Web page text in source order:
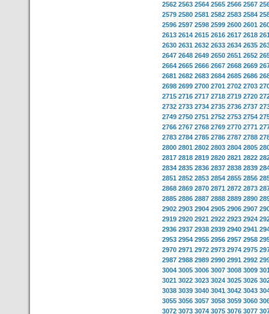
2562 2563 2564 2565 2566 2567
2579 2580 2581 2582 2583 2584
2596 2597 2598 2599 2600 2601
2613 2614 2615 2616 2617 2618
2630 2631 2632 2633 2634 2635
2647 2648 2649 2650 2651 2652
2664 2665 2666 2667 2668 2669
2681 2682 2683 2684 2685 2686
2698 2699 2700 2701 2702 2703
2715 2716 2717 2718 2719 2720
2732 2733 2734 2735 2736 2737
2749 2750 2751 2752 2753 2754
2766 2767 2768 2769 2770 2771
2783 2784 2785 2786 2787 2788
2800 2801 2802 2803 2804 2805
2817 2818 2819 2820 2821 2822
2834 2835 2836 2837 2838 2839
2851 2852 2853 2854 2855 2856
2868 2869 2870 2871 2872 2873
2885 2886 2887 2888 2889 2890
2902 2903 2904 2905 2906 2907
2919 2920 2921 2922 2923 2924
2936 2937 2938 2939 2940 2941
2953 2954 2955 2956 2957 2958
2970 2971 2972 2973 2974 2975
2987 2988 2989 2990 2991 2992
3004 3005 3006 3007 3008 3009
3021 3022 3023 3024 3025 3026
3038 3039 3040 3041 3042 3043
3055 3056 3057 3058 3059 3060
3072 3073 3074 3075 3076 3077